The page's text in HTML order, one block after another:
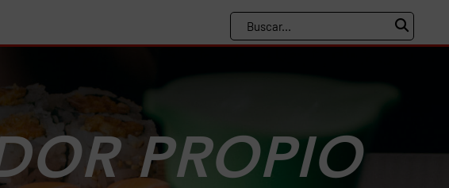
PROPIO